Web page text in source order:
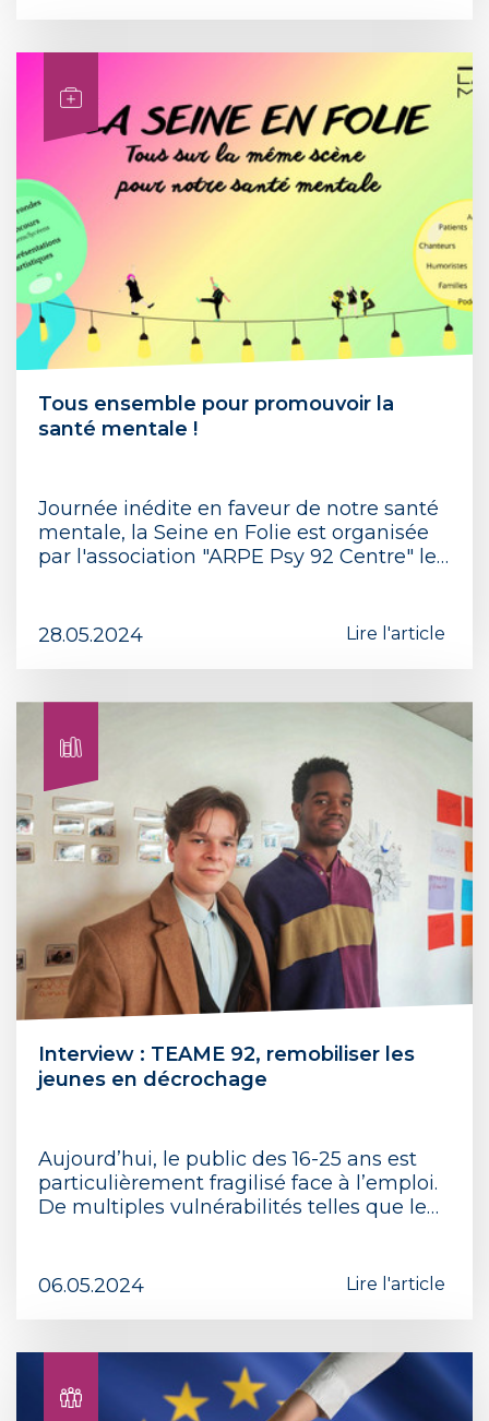
Tous ensemble pour promouvoir la
santé mentale !
Journée inédite en faveur de notre santé
mentale, la Seine en Folie est organisée
par l'association "ARPE Psy 92 Centre" le…
28.05.2024 Lire l'article
Interview : TEAME 92, remobiliser les
jeunes en décrochage
Aujourd’hui, le public des 16-25 ans est
particulièrement fragilisé face à l’emploi.
De multiples vulnérabilités telles que le…
06.05.2024 Lire l'article